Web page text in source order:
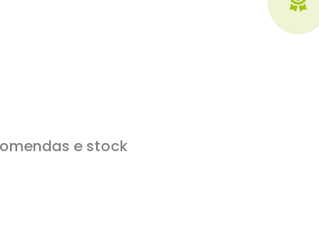
e stock